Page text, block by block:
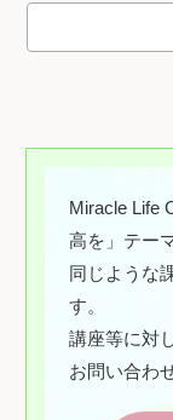
Miracle Life
高を」テー
同じような
す。
講座等に対
お問い合わ